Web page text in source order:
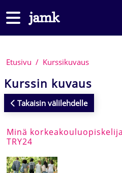
Sivupaneeli
Etusivu Kurssikuvaus
Kurssin kuvaus
Takaisin välilehdelle
Minä
TRY24